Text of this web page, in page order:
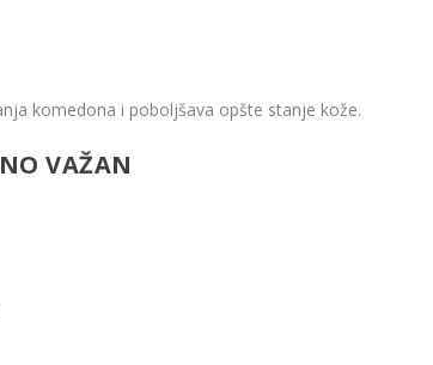
komedona i poboljšava opšte stanje kože.
VAŽAN